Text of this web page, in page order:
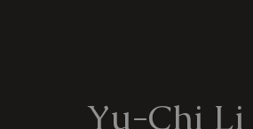
Yu-Chi Li